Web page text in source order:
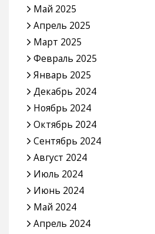
Май 2025
Апрель 2025
Март 2025
Февраль 2025
Январь 2025
Декабрь 2024
Ноябрь 2024
Октябрь 2024
Сентябрь 2024
Август 2024
Июль 2024
Июнь 2024
Май 2024
Апрель 2024